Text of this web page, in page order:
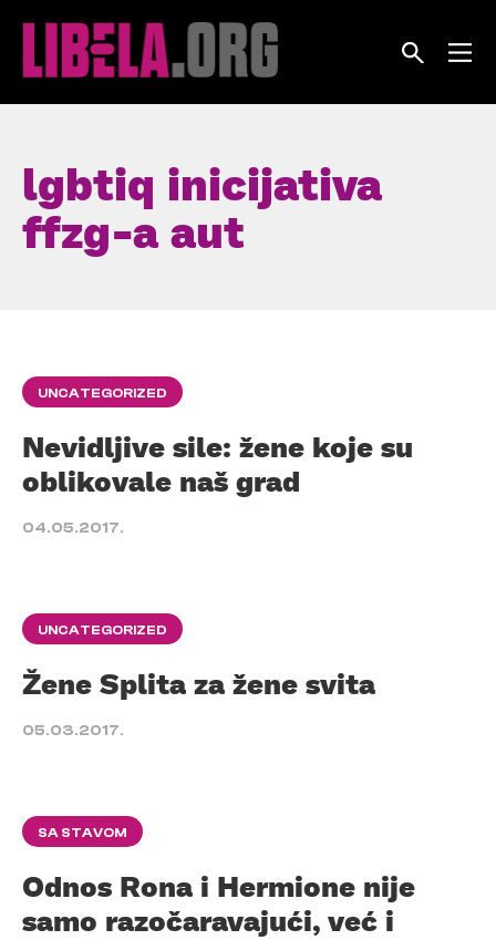
lgbtiq inicijativa
ffzg-a aut
UNCATEGORIZED
Nevidljive sile: žene koje su
oblikovale naš grad
04.05.2017.
UNCATEGORIZED
Žene Splita za žene svita
05.03.2017.
SA STAVOM
Odnos Rona i Hermione nije
samo razočaravajući, već i